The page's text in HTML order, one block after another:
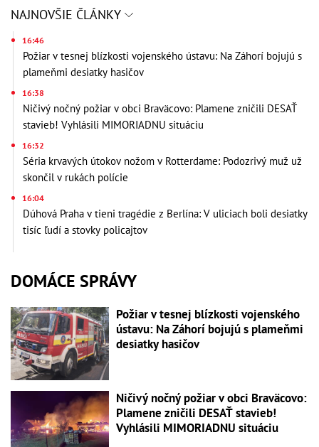
NAJNOVŠIE ČLÁNKY
16:46
Požiar v tesnej blízkosti vojenského ústavu: Na Záhorí bojujú s
plameňmi desiatky hasičov
16:38
Ničivý nočný požiar v obci Braväcovo: Plamene zničili DESAŤ
stavieb! Vyhlásili MIMORIADNU situáciu
16:32
Séria krvavých útokov nožom v Rotterdame: Podozrivý muž už
skončil v rukách polície
16:04
Dúhová Praha v tieni tragédie z Berlína: V uliciach boli desiatky
tisíc ľudí a stovky policajtov
DOMÁCE SPRÁVY
Požiar v tesnej blízkosti vojenského
ústavu: Na Záhorí bojujú s plameňmi
desiatky hasičov
Ničivý nočný požiar v obci Braväcovo:
Plamene zničili DESAŤ stavieb!
Vyhlásili MIMORIADNU situáciu